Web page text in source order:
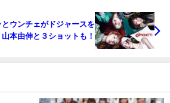
ウンチェがドジャースを
本由伸と３ショットも！